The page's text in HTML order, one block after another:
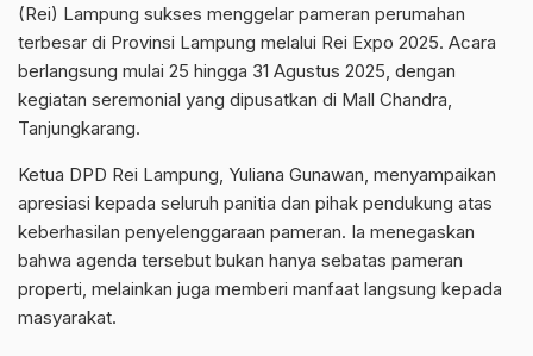
(Rei) Lampung sukses menggelar pameran perumahan
terbesar di Provinsi Lampung melalui Rei Expo 2025. Acara
berlangsung mulai 25 hingga 31 Agustus 2025, dengan
kegiatan seremonial yang dipusatkan di Mall Chandra,
Tanjungkarang.
Ketua DPD Rei Lampung, Yuliana Gunawan, menyampaikan
apresiasi kepada seluruh panitia dan pihak pendukung atas
keberhasilan penyelenggaraan pameran. Ia menegaskan
bahwa agenda tersebut bukan hanya sebatas pameran
properti, melainkan juga memberi manfaat langsung kepada
masyarakat.